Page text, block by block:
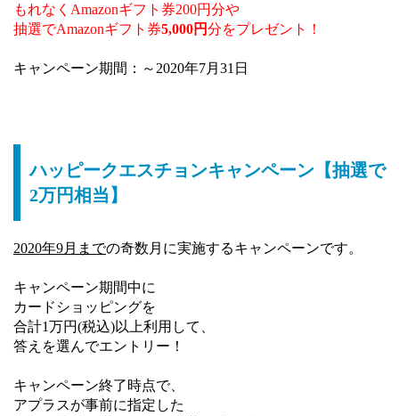
もれなくAmazonギフト券200円分や
抽選でAmazonギフト券5,000円分をプレゼント！
キャンペーン期間：～2020年7月31日
ハッピークエスチョンキャンペーン【抽選で
2万円相当】
2020年9月までの奇数月に実施するキャンペーンです。
キャンペーン期間中に
カードショッピングを
合計1万円(税込)以上利用して、
答えを選んでエントリー！
キャンペーン終了時点で、
アプラスが事前に指定した